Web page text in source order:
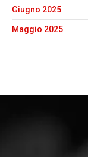
Giugno 2025
Maggio 2025